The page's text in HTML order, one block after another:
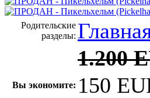
Родительские
разделы:
1.200
Вы экономите: 150